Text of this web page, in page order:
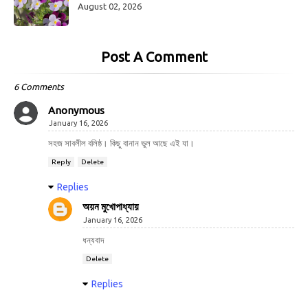
August 02, 2026
Post A Comment
6 Comments
Anonymous
January 16, 2026
সহজ সাবলীল বলিষ্ঠ। কিছু বানান ভুল আছে এই যা।
Reply Delete
Replies
অয়ন মুখোপাধ্যায়
January 16, 2026
ধন্যবাদ
Delete
Replies